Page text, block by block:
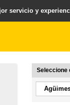
.
Seleccione
servicio y